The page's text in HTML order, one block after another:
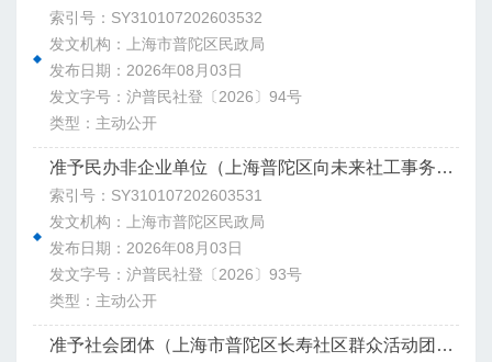
索引号：SY310107202603532
发文机构：上海市普陀区民政局
发布日期：2026年08月03日
发文字号：沪普民社登〔2026〕94号
类型：主动公开
准予民办非企业单位（上海普陀区向未来社工事务所）变更登记决定书
索引号：SY310107202603531
发文机构：上海市普陀区民政局
发布日期：2026年08月03日
发文字号：沪普民社登〔2026〕93号
类型：主动公开
准予社会团体（上海市普陀区长寿社区群众活动团队联合会）注销登记决定书